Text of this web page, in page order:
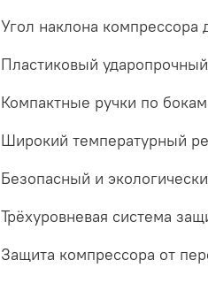
Угол наклона компрессора
Пластиковый
Компактные ручки по
Широкий температурный
Безопасный и
Трёхуровневая система
Защита компрессора от